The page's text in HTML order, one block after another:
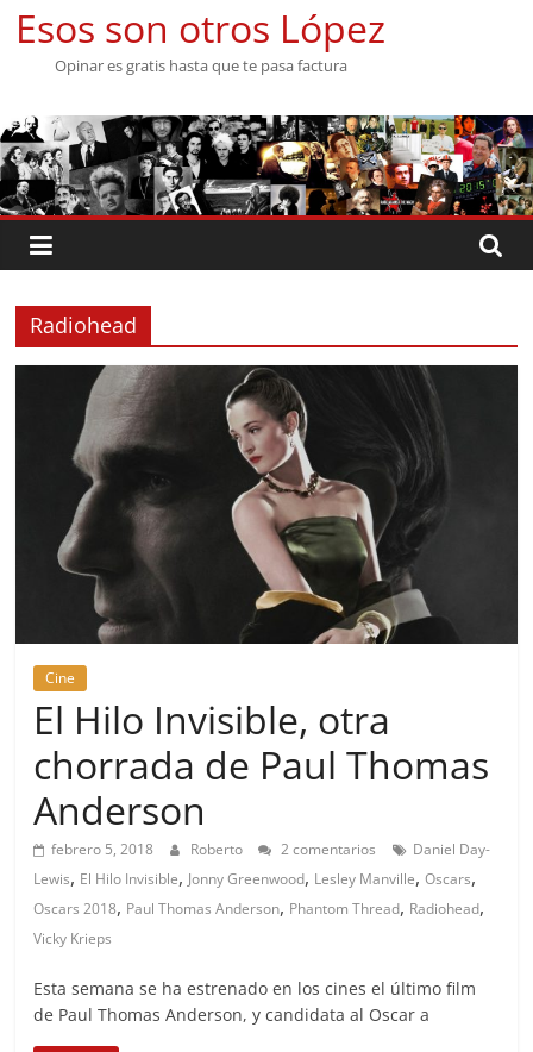
Saltar
contenido
Esos son otros López
Opinar es gratis hasta que te pasa factura
Radiohead
Cine
El Hilo Invisible, otra
chorrada de Paul Thomas
Anderson
febrero 5, 2018 Roberto 2 comentarios
Daniel Day-
Lewis, El Hilo Invisible, Jonny Greenwood, Lesley Manville,Oscars,
Oscars 2018, Paul Thomas Anderson, Phantom Thread, Radiohead,
Vicky Krieps
Esta semana se ha estrenado en los cines el último film
de Paul Thomas Anderson, y candidata al Oscar a